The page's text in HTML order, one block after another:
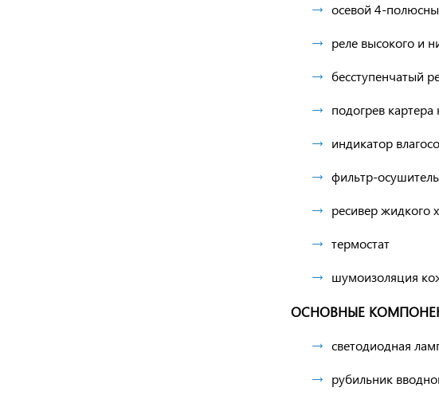
осевой 4-
реле высокого и
бесступенчатый
подогрев
индикатор
фильтр-
ресивер жидкого
термостат
шумоизоляция
ОСНОВНЫЕ
светодиодная
рубильник